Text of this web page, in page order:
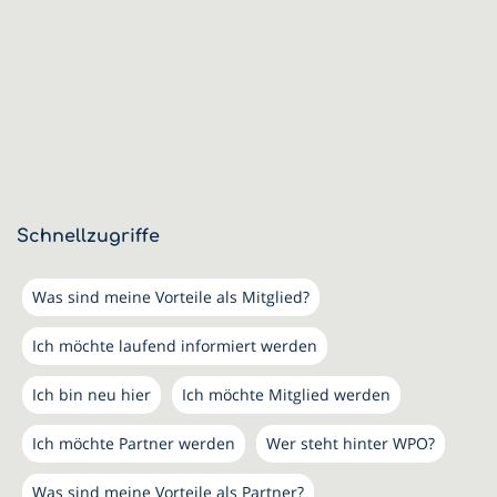
Schnellzugriffe
Was sind meine Vorteile als Mitglied?
Ich möchte laufend informiert werden
Ich bin neu hier Ich möchte Mitglied werden
Ich möchte Partner werden Wer steht hinter WPO?
Was sind meine Vorteile als Partner?